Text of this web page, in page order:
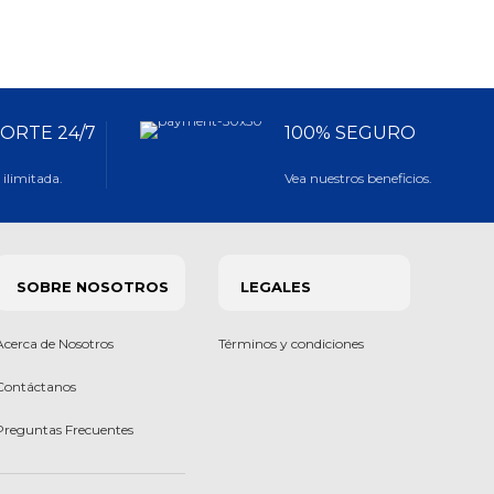
24/7
ilimitada.
100% SEGURO
Vea nuestros beneficios.
SOBRE NOSOTROS
de Nosotros
Frecuentes
LEGALES
Términos y condiciones